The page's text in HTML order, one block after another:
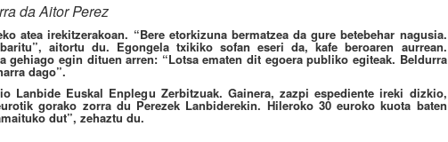
da Aitor Perez
atea irekitzerakoan. “Bere etorkizuna bermatzea da gure betebehar nagusia.
aitortu du. Egongela txikiko sofan eseri da, kafe beroaren aurrean.
egin dituen arren: “Lotsa ematen dit egoera publiko egiteak. Beldurra
dago”.
Lanbide Euskal Enplegu Zerbitzuak. Gainera, zazpi espediente ireki dizkio,
gorako zorra du Perezek Lanbiderekin. Hileroko 30 euroko kuota baten
dut”, zehaztu du.